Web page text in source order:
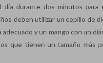
día durante dos minutos para
deben utilizar un cepillo de
y un mango con un
que tienen un tamaño más